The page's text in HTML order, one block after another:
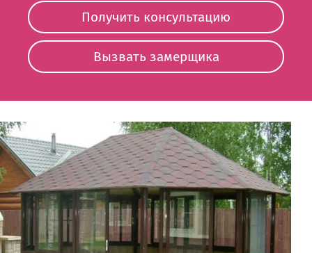
Получить консультацию
Вызвать замерщика